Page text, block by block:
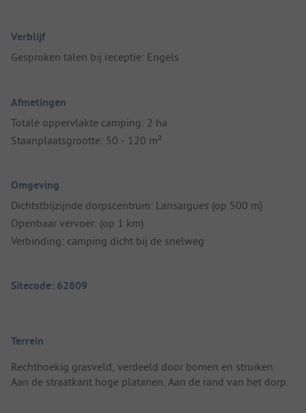
Verblijf
Gesproken talen bij receptie: Engels
Afmetingen
Totale oppervlakte camping: 2 ha
Staanplaatsgrootte: 50 - 120 m²
Omgeving
Dichtstbijzijnde dorpscentrum: Lansargues (op 500 m)
Openbaar vervoer: (op 1 km)
Verbinding: camping dicht bij de snelweg
Sitecode: 62809
Terrein
Rechthoekig grasveld, verdeeld door bomen en struiken.
Aan de straatkant hoge platanen. Aan de rand van het dorp.